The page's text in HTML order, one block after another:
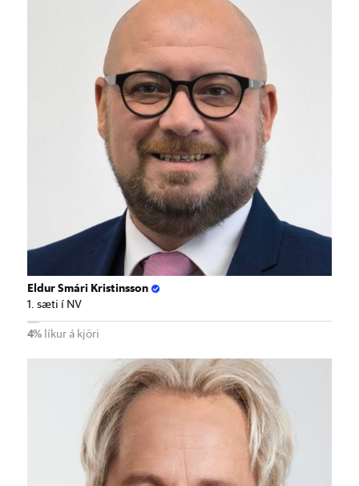
Eldur Smári Kristinsson
1. sæti í NV
4% líkur á kjöri